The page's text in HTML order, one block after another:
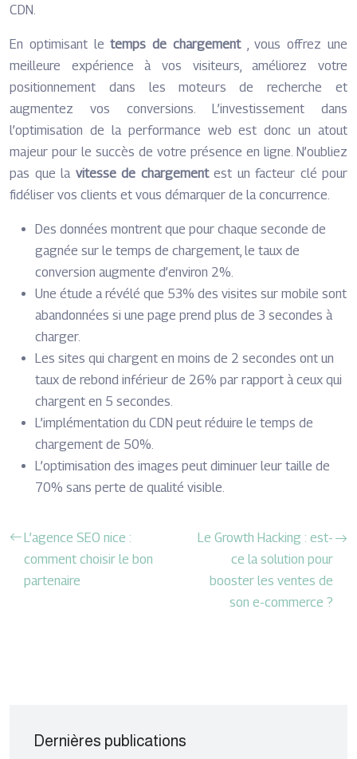
CDN.
En optimisant letemps de chargement , vous offrez une
meilleure expérience à vos visiteurs, améliorez votre
positionnement dans les moteurs de recherche et
augmentez vos conversions. L’investissement dans
l’optimisation de la performance web est donc un atout
majeur pour le succès de votre présence en ligne. N’oubliez
pas que la vitesse de chargement est un facteur clé pour
fidéliser vos clients et vous démarquer de la concurrence.
Des données montrent que pour chaque seconde de
gagnée sur le temps de chargement, le taux de
conversion augmente d’environ 2%.
Une étude a révélé que 53% des visites sur mobile sont
abandonnées si une page prend plus de 3 secondes à
charger.
Les sites qui chargent en moins de 2 secondes ont un
taux de rebond inférieur de 26% par rapport à ceux qui
chargent en 5 secondes.
L’implémentation du CDN peut réduire le temps de
chargement de 50%.
L’optimisation des images peut diminuer leur taille de
70% sans perte de qualité visible.
L’agence SEO nice :
comment choisir le bon
partenaire
Le Growth Hacking : est-
ce la solution pour
booster les ventes de
son e-commerce ?
Dernières publications